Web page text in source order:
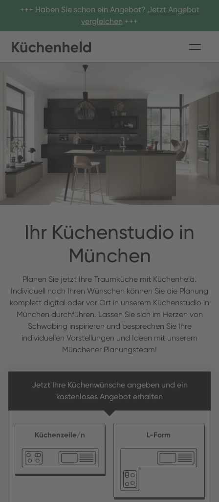
+++ Haben Sie schon ein Angebot? Jetzt Angebot
vergleichen +++
Ihr Küchenstudio in
München
Planen Sie jetzt Ihre Traumküche mit Küchenheld.
Individuell nach Ihren Wünschen können Sie die Planung
komplett digital oder vor Ort in unserem Küchenstudio in
München durchführen. Lassen Sie sich im Herzen von
Schwabing inspirieren und besprechen Sie Ihre
individuellen Vorstellungen und Ideen mit unserem
Münchener Planungsteam!
Jetzt Ihre Küchenwünsche angeben und ein
kostenloses Angebot erhalten
Küchenzeile/n L-Form